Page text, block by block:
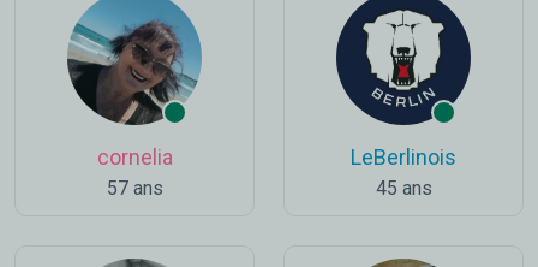
cornelia
57 ans
LeBerlinois
45 ans